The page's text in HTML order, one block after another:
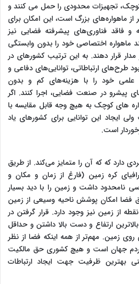
تجهیزات محدودی را حمل می کنند و
از ماهواره‌های بزرگ است، این امکان برای
فاقد فناوری‌های پیشرفته فضایی نیز
ماهواره اختصاصی خود را بدون وابستگی
قرار دهند. به این ترتیب کشورهای در
طرح‌های ارتباطاتی، توانایی‌های دفاعی و
خود را با هزینه‌های کم و بدون
پیشرو در صنعت فضایی، اجرا کنند. اگر
های کوچک به هیچ وجه قابل مقایسه با
ایجاد این توانایی برای کشورهای یاد
است.
دارد که که آن را متمایز می‌کند. از طریق
کره زمین (فارغ از زمان و مکان و
نامحدود داشت و زمین را با دید بسیار
فضا امکان پوشش ناحیه وسیعی از زمین
از زمین نیز وجود دارد. قرار گرفتن در
ارتفاع و دست بالا داشتن و حداقل
زمین. مهم‌تر از همه اینکه فضا از نظر
جهان است و هیچ کشوری حق مالکیت
بهترین ظرفیت جهت ایجاد ارتباطات